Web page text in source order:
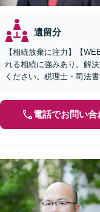
遺留分
【相続放棄に注力】【
れる相続に強みあり。解
ください。税理士・司法
電話でお問い合